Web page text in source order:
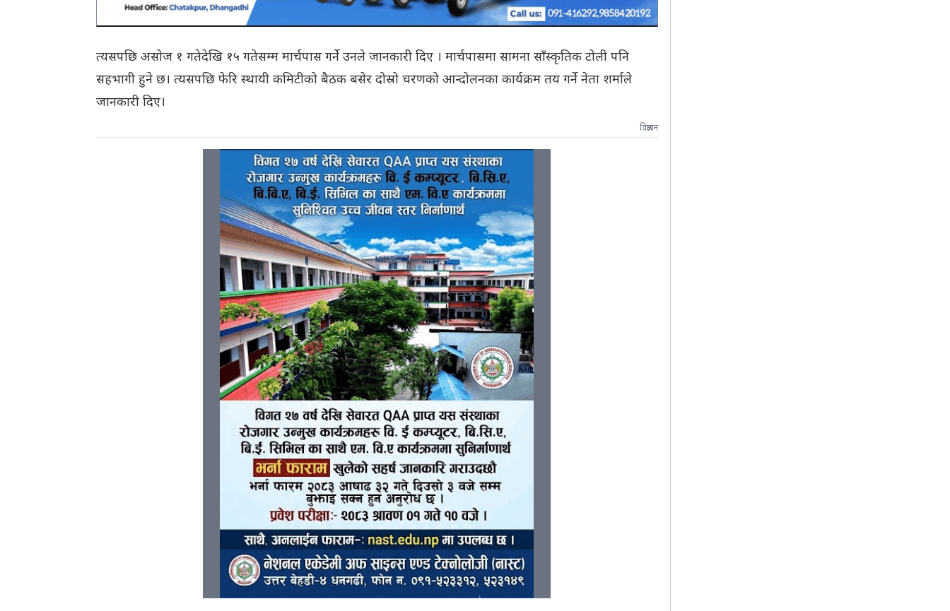
त्यसपछि असोज १ गतेदेखि १५ गतेसम्म मार्चपास गर्ने उनले जानकारी दिए । मार्चपासमा सामना साँस्कृतिक टोली पनि
सहभागी हुने छ। त्यसपछि फेरि स्थायी कमिटीको बैठक बसेर दोस्रो चरणको आन्दोलनका कार्यक्रम तय गर्ने नेता शर्माले
जानकारी दिए।
विज्ञापन